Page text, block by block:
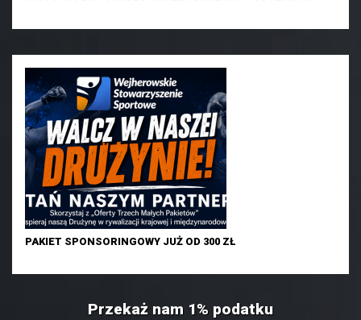
PAKIET SPONSORINGOWY JUŻ OD 300 ZŁ
Przekaż nam 1% podatku